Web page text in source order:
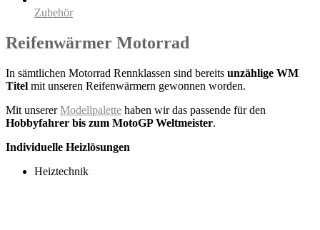
Zubehör
Reifenwärmer Motorrad
In sämtlichen Motorrad Rennklassen sind bereits unzählige WM
Titel mit unseren Reifenwärmern gewonnen worden.
Mit unsererModellpalette haben wir das passende für den
Hobbyfahrer bis zum MotoGP Weltmeister.
Individuelle Heizlösungen
Heiztechnik